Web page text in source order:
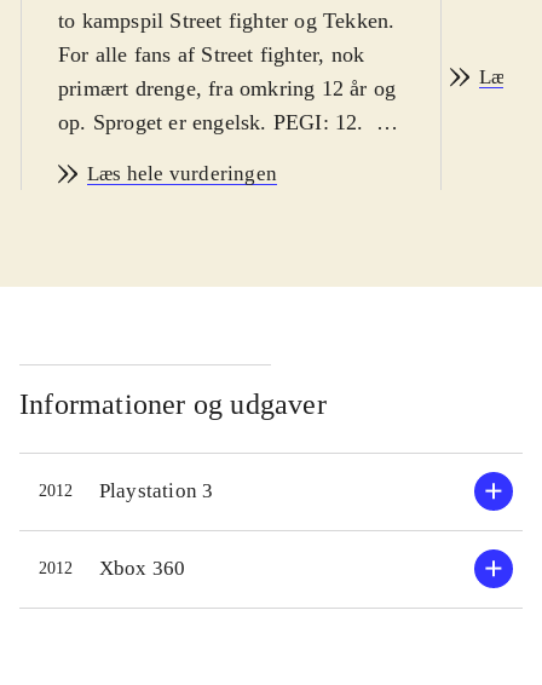
to kampspil Street fighter og Tekken.
For alle fans af Street fighter, nok
primært drenge, fra omkring 12 år og
op. Sproget er engelsk. PEGI: 12.
to populære og kendte
kan vælge to karakterer at kæmpe
kæmpere kan skifte med hinanden.
Figurene er som nævnt en blanding
mellem de kendte figurer fra de to
spiluniverser, men da det er Street
fighter's producenter Capcom, der har
lavet spillet, er hele spillet, inklusiv
Tekken figurene, holdt i Street
Læs hele vurderingen
Læs
Informationer og udgaver
2012 Playstation 3
2012 Xbox 360